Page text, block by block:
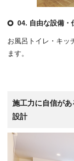
04. 自由な設備・
お風呂トイレ・キッ
ます。
施工力に自信が
設計